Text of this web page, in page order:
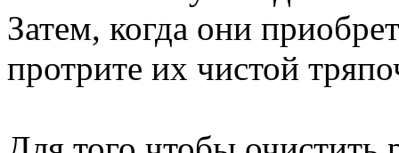
Затем, когда они
протрите их чистой